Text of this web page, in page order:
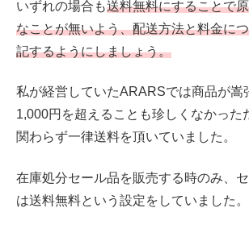
いずれの場合も送料無料にすることで
なことが無いよう、配送方法と料金に
記するようにしましょう。
私が経営していたARARSでは商品が嵩
1,000円を超えることも珍しくなかった
関わらず一律送料を頂いていました。
在庫処分セール品を販売する時のみ、
は送料無料という設定をしていました。